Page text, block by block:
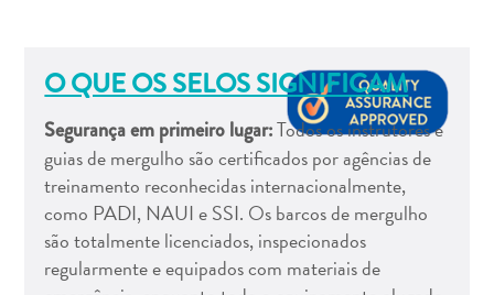
Mergulho
Pontos
Turísticos
Monumentos
Praias
Restaurantes
O QUE OS SELOS SIGNIFICAM
Segurança em primeiro lugar:Todos os instrutores e
guias de mergulho são certificados por agências de
treinamento reconhecidas internacionalmente,
como PADI, NAUI e SSI. Os barcos de mergulho
são totalmente licenciados, inspecionados
regularmente e equipados com materiais de